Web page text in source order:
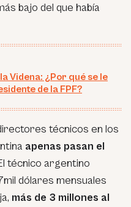
bajo del que había
Videna: ¿Por qué se le
de la FPF?
técnicos en los
apenas pasan el
técnico argentino
dólares mensuales
más de 3 millones al